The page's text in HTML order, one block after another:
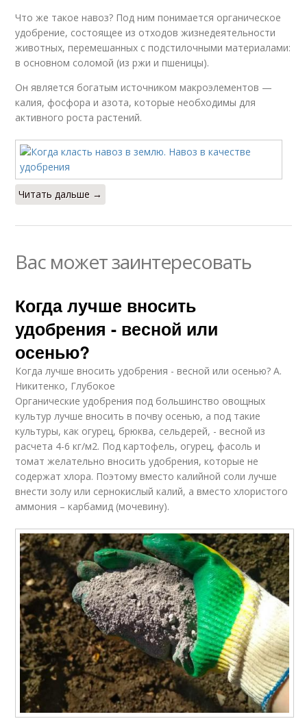
Что же такое навоз? Под ним понимается органическое
удобрение, состоящее из отходов жизнедеятельности
животных, перемешанных с подстилочными материалами:
в основном соломой (из ржи и пшеницы).
Он является богатым источником макроэлементов —
калия, фосфора и азота, которые необходимы для
активного роста растений.
Читать дальше →
Вас может заинтересовать
Когда лучше вносить
удобрения - весной или
осенью?
Когда лучше вносить удобрения - весной или осенью? А.
Никитенко, Глубокое
Органические удобрения под большинство овощных
культур лучше вносить в почву осенью, а под такие
культуры, как огурец, брюква, сельдерей, - весной из
расчета 4-6 кг/м2. Под картофель, огурец, фасоль и
томат желательно вносить удобрения, которые не
содержат хлора. Поэтому вместо калийной соли лучше
внести золу или сернокислый калий, а вместо хлористого
аммония – карбамид (мочевину).